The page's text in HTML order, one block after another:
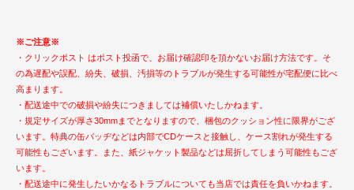
※ご注意※
・クリックポスト はポスト投函で、お届け確認印を頂かないお届け方法です。そ
の為遅配や誤配、紛失、破損、汚損等のトラブルが発生する可能性が宅配便に比べ
高まります。
・配送途中での破損や紛失につきましては補償いたしかねます。
・規定サイズが厚さ30mmまでとなりますので、梱包のクッション性に限界がござ
います。特典の缶バッヂなどは内部でCDケースと接触し、ケース割れが発生する
可能性もございます。また、紙ジャケット製品などは屈折してしまう可能性もござ
います。
・配送途中に発生したいかなるトラブルについても当店では責任を負いかねます。